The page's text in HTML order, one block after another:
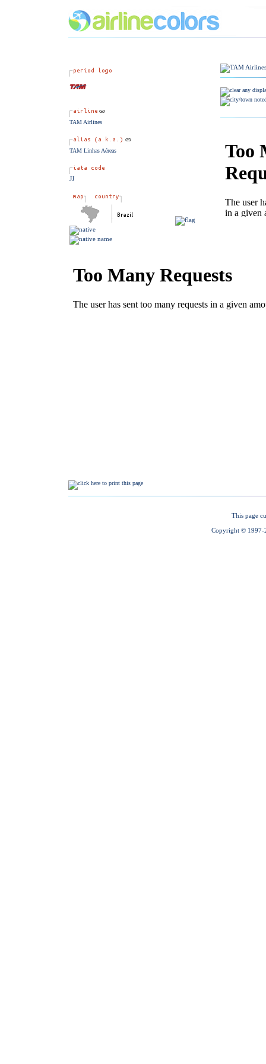
TAM Airlines
TAM Linhas Aéreas
JJ
This page
Copyright © 1997-